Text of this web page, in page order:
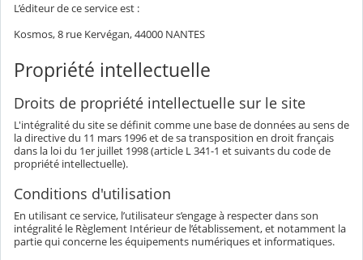
L’éditeur de ce service est :
Kosmos, 8 rue Kervégan, 44000 NANTES
Propriété intellectuelle
Droits de propriété intellectuelle sur le site
L'intégralité du site se définit comme une base de données au sens de
la directive du 11 mars 1996 et de sa transposition en droit français
dans la loi du 1er juillet 1998 (article L 341-1 et suivants du code de
propriété intellectuelle).
Conditions d'utilisation
En utilisant ce service, l’utilisateur s’engage à respecter dans son
intégralité le Règlement Intérieur de l’établissement, et notamment la
partie qui concerne les équipements numériques et informatiques.